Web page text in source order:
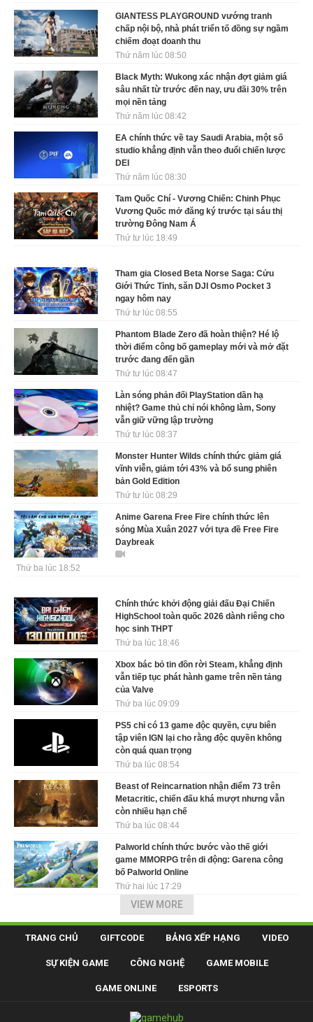
GIANTESS PLAYGROUND vướng tranh
chấp nội bộ, nhà phát triển tố đồng sự ngầm
chiếm đoạt doanh thu
Thứ năm lúc 08:50
Black Myth: Wukong xác nhận đợt giảm giá
sâu nhất từ trước đến nay, ưu đãi 30% trên
mọi nền tảng
Thứ năm lúc 08:42
EA chính thức về tay Saudi Arabia, một số
studio khẳng định vẫn theo đuổi chiến lược
DEI
Thứ năm lúc 08:30
Tam Quốc Chí - Vương Chiến: Chinh Phục
Vương Quốc mở đăng ký trước tại sáu thị
trường Đông Nam Á
Thứ tư lúc 18:49
Tham gia Closed Beta Norse Saga: Cửu
Giới Thức Tỉnh, săn DJI Osmo Pocket 3
ngay hôm nay
Thứ tư lúc 08:55
Phantom Blade Zero đã hoàn thiện? Hé lộ
thời điểm công bố gameplay mới và mở đặt
trước đang đến gần
Thứ tư lúc 08:47
Làn sóng phản đối PlayStation dần hạ
nhiệt? Game thủ chỉ nói không làm, Sony
vẫn giữ vững lập trường
Thứ tư lúc 08:37
Monster Hunter Wilds chính thức giảm giá
vĩnh viễn, giảm tới 43% và bổ sung phiên
bản Gold Edition
Thứ tư lúc 08:29
Anime Garena Free Fire chính thức lên
sóng Mùa Xuân 2027 với tựa đề Free Fire
Daybreak
Thứ ba lúc 18:52
Chính thức khởi động giải đấu Đại Chiến
HighSchool toàn quốc 2026 dành riêng cho
học sinh THPT
Thứ ba lúc 18:46
Xbox bác bỏ tin đồn rời Steam, khẳng định
vẫn tiếp tục phát hành game trên nền tảng
của Valve
Thứ ba lúc 09:09
PS5 chỉ có 13 game độc quyền, cựu biên
tập viên IGN lại cho rằng độc quyền không
còn quá quan trọng
Thứ ba lúc 08:54
Beast of Reincarnation nhận điểm 73 trên
Metacritic, chiến đấu khá mượt nhưng vẫn
còn nhiều hạn chế
Thứ ba lúc 08:44
Palworld chính thức bước vào thế giới
game MMORPG trên di động: Garena công
bố Palworld Online
Thứ hai lúc 17:29
VIEW MORE
TRANG CHỦ GIFTCODE BẢNG XẾP HẠNG VIDEO
SỰ KIỆN GAME CÔNG NGHỆ GAME MOBILE
GAME ONLINE ESPORTS